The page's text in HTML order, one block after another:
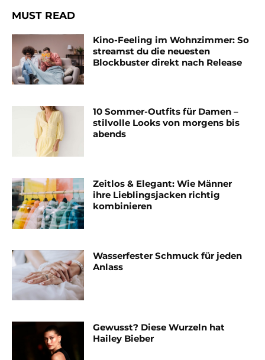
MUST READ
Kino-Feeling im Wohnzimmer: So
streamst du die neuesten
Blockbuster direkt nach Release
10 Sommer-Outfits für Damen –
stilvolle Looks von morgens bis
abends
Zeitlos & Elegant: Wie Männer
ihre Lieblingsjacken richtig
kombinieren
Wasserfester Schmuck für jeden
Anlass
Gewusst? Diese Wurzeln hat
Hailey Bieber